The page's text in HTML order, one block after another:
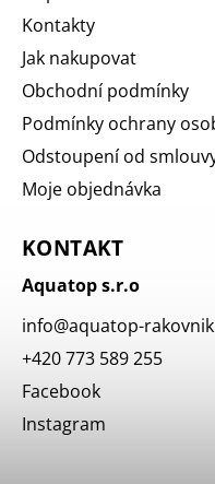
Kontakty
Jak nakupovat
Obchodní podmínky
Podmínky ochrany
Odstoupení od
Moje objednávka
KONTAKT
Aquatop s.r.o
info@aquatop-
+420 773 589 255
Facebook
Instagram